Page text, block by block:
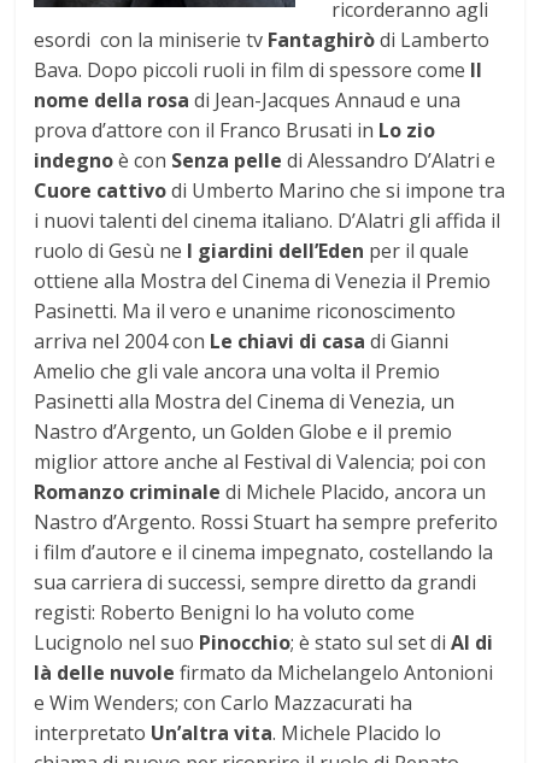
ricorderanno agli
esordi con la miniserie tv Fantaghiròdi Lamberto
Bava. Dopo piccoli ruoli in film di spessore come Il
nome della rosa di Jean-Jacques Annaud e una
prova d’attore con il Franco Brusati in Lo zio
indegnoè con Senza pelle di Alessandro D’Alatri e
Cuore cattivodi Umberto Marino che si impone tra
i nuovi talenti del cinema italiano. D’Alatri gli affida il
ruolo di Gesù ne I giardini dell’Eden per il quale
ottiene alla Mostra del Cinema di Venezia il Premio
Pasinetti. Ma il vero e unanime riconoscimento
arriva nel 2004 con Le chiavi di casa di Gianni
Amelio che gli vale ancora una volta il Premio
Pasinetti alla Mostra del Cinema di Venezia, un
Nastro d’Argento, un Golden Globe e il premio
miglior attore anche al Festival di Valencia; poi con
Romanzo criminaledi Michele Placido, ancora un
Nastro d’Argento. Rossi Stuart ha sempre preferito
i film d’autore e il cinema impegnato, costellando la
sua carriera di successi, sempre diretto da grandi
registi: Roberto Benigni lo ha voluto come
Lucignolo nel suo Pinocchio; è stato sul set diAl di
là delle nuvole firmato da Michelangelo Antonioni
e Wim Wenders; con Carlo Mazzacurati ha
interpretato Un’altra vita. Michele Placido lo